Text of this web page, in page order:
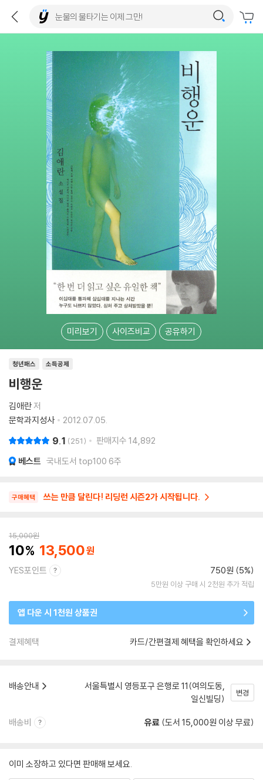
미리보기 사이즈비교 공유하기
소득공제
청년패스
비행운
김애란저
문학과지성사
2012.07.05.
9.1 251 판매지수 14,892
베스트 국내도서 top100 6주
구매혜택 쓰는 만큼 달린다! 리딩런 시즌2가 시작됩니다.
15,000원
10 13,500
YES포인트 750원 (5%)
5만원 이상 구매 시 2천원 추가 적립
앱 다운 시 1천원 상품권
결제혜택 카드/간편결제 혜택을 확인하세요
배송안내
서울특별시 영등포구 은행로 11(여의도동,
일신빌딩)
변경
배송비 유료 (도서 15,000원 이상 무료)
이미 소장하고 있다면 판매해 보세요.